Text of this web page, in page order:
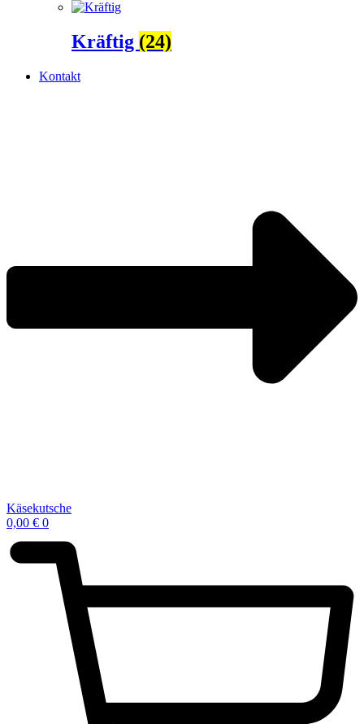
Kräftig (24)
Kontakt
Käsekutsche
0,00 € 0